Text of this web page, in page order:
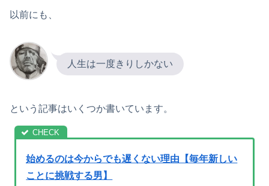
以前にも、
人生は一度きりしかない
という記事はいくつか書いています。
始めるのは今からでも遅くない理由【毎年新しい
ことに挑戦する男】